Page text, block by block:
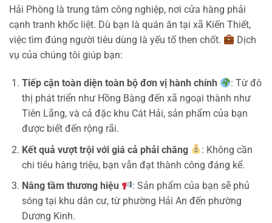
Hải Phòng là trung tâm công nghiệp, nơi cửa hàng phải
cạnh tranh khốc liệt. Dù bạn là quán ăn tại xã Kiến Thiết,
việc tìm đúng người tiêu dùng là yếu tố then chốt.
Dịch
vụ của chúng tôi giúp bạn:
Tiếp cận toàn diện toàn bộ đơn vị hành chính
: Từ đô
thị phát triển như Hồng Bàng đến xã ngoại thành như
Tiên Lãng, và cả đặc khu Cát Hải, sản phẩm của bạn
được biết đến rộng rãi.
Kết quả vượt trội với giá cả phải chăng
: Không cần
chi tiêu hàng triệu, bạn vẫn đạt thành công đáng kể.
Nâng tầm thương hiệu
: Sản phẩm của bạn sẽ phủ
sóng tại khu dân cư, từ phường Hải An đến phường
Dương Kinh.